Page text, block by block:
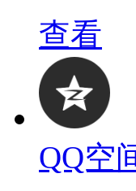
查看
QQ空